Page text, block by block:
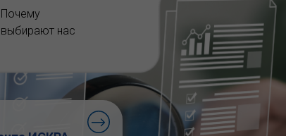
Почему
выбирают нас